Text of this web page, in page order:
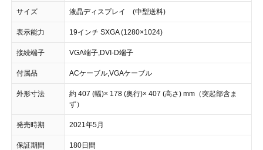
サイズ 液晶ディスプレイ (中型送料)
表示能力 19インチ SXGA (1280×1024)
接続端子 VGA端子,DVI-D端子
付属品 ACケーブル,VGAケーブル
外形寸法
約 407 (幅)× 178 (奥行)× 407 (高さ) mm（突起部含ま
ず）
発売時期 2021年5月
保証期間 180日間